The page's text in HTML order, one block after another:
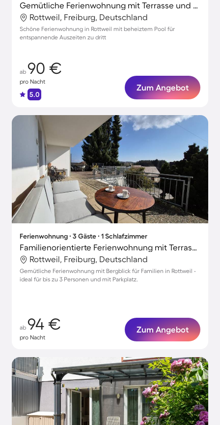
Gemütliche Ferienwohnung mit Terrasse und Grill | Gartenblick
Rottweil, Freiburg, Deutschland
Schöne Ferienwohnung in Rottweil mit beheiztem Pool für
entspannende Auszeiten zu dritt
ab 90 €
pro Nacht
5.0
Zum Angebot
Ferienwohnung ∙ 3 Gäste ∙ 1 Schlafzimmer
Familienorientierte Ferienwohnung mit Terrasse | Panoramablick
Rottweil, Freiburg, Deutschland
Gemütliche Ferienwohnung mit Bergblick für Familien in Rottweil -
ideal für bis zu 3 Personen und mit Parkplatz.
ab 94 €
pro Nacht
Zum Angebot